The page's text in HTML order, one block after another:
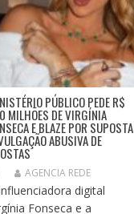
PÚBLICO PEDE R$
MILHÕES DE VIRGÍNIA
E BLAZE POR SUPOSTA
ABUSIVA DE
AGENCIA REDE
digital
Fonseca e a